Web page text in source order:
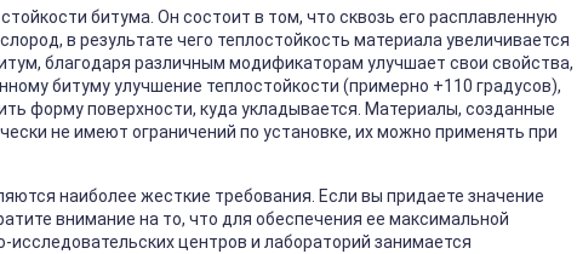
битума. Он состоит в том, что сквозь его расплавленную
в результате чего теплостойкость материала увеличивается
благодаря различным модификаторам улучшает свои свойства,
битуму улучшение теплостойкости (примерно +110 градусов),
форму поверхности, куда укладывается. Материалы, созданные
не имеют ограничений по установке, их можно применять при
наиболее жесткие требования. Если вы придаете значение
внимание на то, что для обеспечения ее максимальной
центров и лабораторий занимается